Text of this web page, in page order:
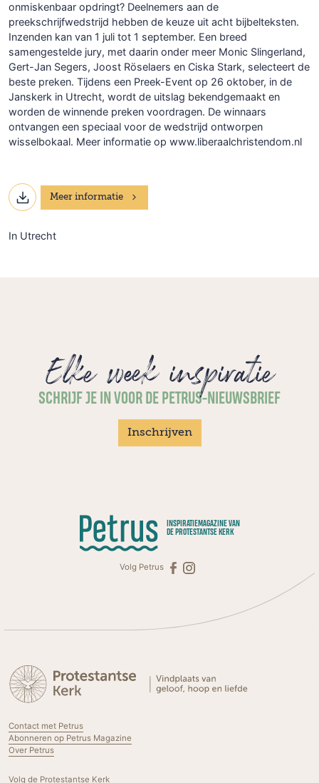
onmiskenbaar opdringt? Deelnemers aan de
preekschrijfwedstrijd hebben de keuze uit acht bijbelteksten.
Inzenden kan van 1 juli tot 1 september. Een breed
samengestelde jury, met daarin onder meer Monic Slingerland,
Gert-Jan Segers, Joost Röselaers en Ciska Stark, selecteert de
beste preken. Tijdens een Preek-Event op 26 oktober, in de
Janskerk in Utrecht, wordt de uitslag bekendgemaakt en
worden de winnende preken voordragen. De winnaars
ontvangen een speciaal voor de wedstrijd ontworpen
wisselbokaal. Meer informatie op www.liberaalchristendom.nl
Meer informatie
In Utrecht
Elke week inspiratie
SCHRIJF JE IN VOOR DE PETRUS-NIEUWSBRIEF
Inschrijven
INSPIRATIEMAGAZINE VAN
DE PROTESTANTSE KERK
Volg Petrus
Contact met Petrus
Abonneren op Petrus Magazine
Over Petrus
Volg de Protestantse Kerk